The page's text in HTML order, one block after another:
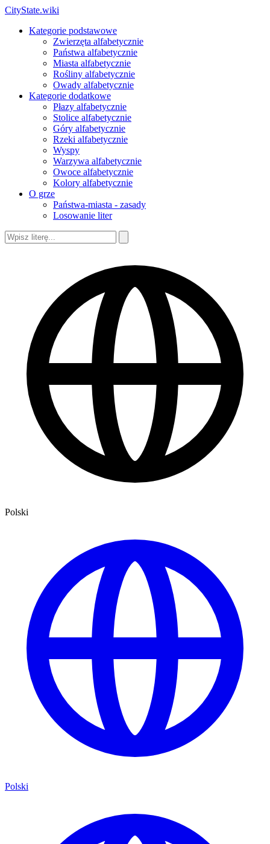
CityState.wiki
Kategorie podstawowe
Zwierzęta alfabetycznie
Państwa alfabetycznie
Miasta alfabetycznie
Rośliny alfabetycznie
Owady alfabetycznie
Kategorie dodatkowe
Płazy alfabetycznie
Stolice alfabetycznie
Góry alfabetycznie
Rzeki alfabetycznie
Wyspy
Warzywa alfabetycznie
Owoce alfabetycznie
Kolory alfabetycznie
O grze
Państwa-miasta - zasady
Losowanie liter
Polski
Polski